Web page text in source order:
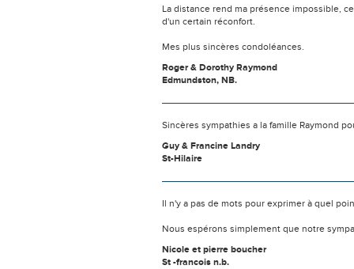
La distance rend ma présence impossible,
d'un certain réconfort.
Mes plus sincères condoléances.
Roger & Dorothy Raymond
Edmundston, NB.
Sincères sympathies a la famille Raymond
Guy & Francine Landry
St-Hilaire
Il n'y a pas de mots pour exprimer à quel
Nous espérons simplement que notre
Nicole et pierre boucher
St -francois n.b.